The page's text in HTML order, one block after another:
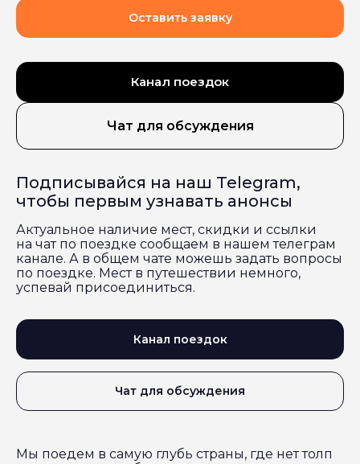
Оставить заявку
Канал поездок
Чат для обсуждения
Подписывайся на наш Telegram,
чтобы первым узнавать анонсы
Актуальное наличие мест, скидки и ссылки
на чат по поездке сообщаем в нашем телеграм
канале. А в общем чате можешь задать вопросы
по поездке. Мест в путешествии немного,
успевай присоединиться.
Канал поездок
Чат для обсуждения
Мы поедем в самую глубь страны, где нет толп